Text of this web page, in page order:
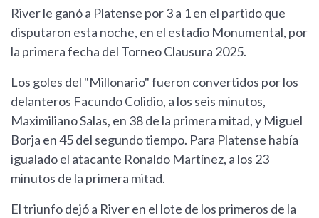
River le ganó a Platense por 3 a 1 en el partido que
disputaron esta noche, en el estadio Monumental, por
la primera fecha del Torneo Clausura 2025.
Los goles del "Millonario" fueron convertidos por los
delanteros Facundo Colidio, a los seis minutos,
Maximiliano Salas, en 38 de la primera mitad, y Miguel
Borja en 45 del segundo tiempo. Para Platense había
igualado el atacante Ronaldo Martínez, a los 23
minutos de la primera mitad.
El triunfo dejó a River en el lote de los primeros de la